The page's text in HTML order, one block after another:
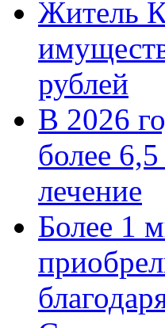
Житель
рублей
В 2026
более
лечение
Более 1